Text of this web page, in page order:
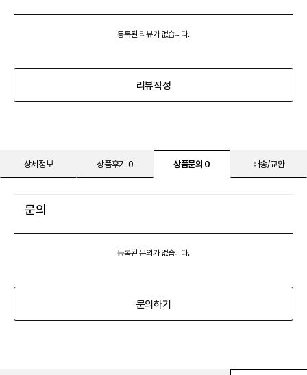
등록된 리뷰가 없습니다.
리뷰작성
상세정보 상품후기 0 상품문의 0 배송/교환
문의
등록된 문의가 없습니다.
문의하기